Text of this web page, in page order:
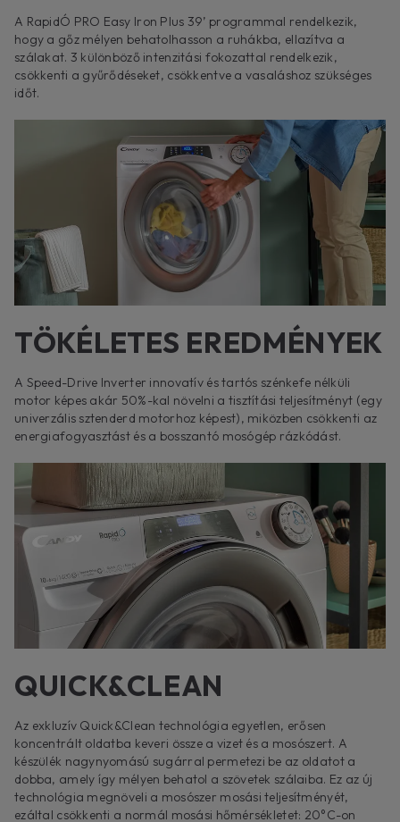
A RapidÓ PRO Easy Iron Plus 39’ programmal rendelkezik,
hogy a gőz mélyen behatolhasson a ruhákba, ellazítva a
szálakat. 3 különböző intenzitási fokozattal rendelkezik,
csökkenti a gyűrődéseket, csökkentve a vasaláshoz szükséges
időt.
TÖKÉLETES EREDMÉNYEK
A Speed-Drive Inverter innovatív és tartós szénkefe nélküli
motor képes akár 50%-kal növelni a tisztítási teljesítményt (egy
univerzális sztenderd motorhoz képest), miközben csökkenti az
energiafogyasztást és a bosszantó mosógép rázkódást.
QUICK&CLEAN
Az exkluzív Quick&Clean technológia egyetlen, erősen
koncentrált oldatba keveri össze a vizet és a mosószert. A
készülék nagynyomású sugárral permetezi be az oldatot a
dobba, amely így mélyen behatol a szövetek szálaiba. Ez az új
technológia megnöveli a mosószer mosási teljesítményét,
ezáltal csökkenti a normál mosási hőmérsékletet: 20°C-on